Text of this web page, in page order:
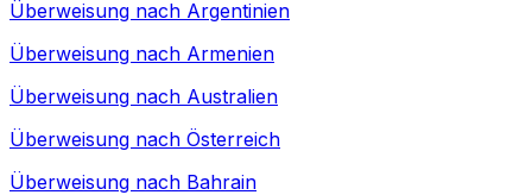
Überweisung nach Argentinien
Überweisung nach Armenien
Überweisung nach Australien
Überweisung nach Österreich
Überweisung nach Bahrain